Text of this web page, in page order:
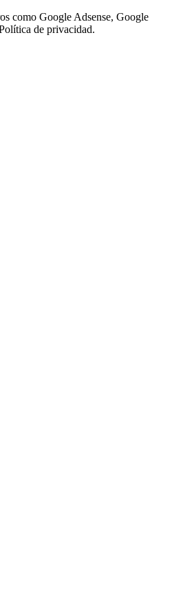
como Google Adsense, Google
de privacidad.